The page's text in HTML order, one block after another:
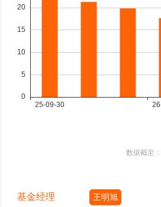
数据截至：
基金经理 王明旭